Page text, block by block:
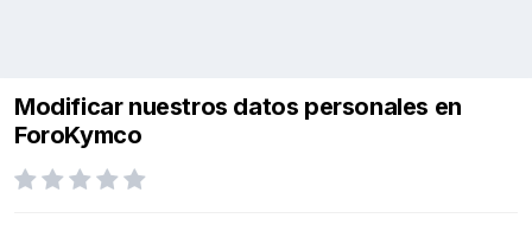
Modificar nuestros datos personales en
ForoKymco